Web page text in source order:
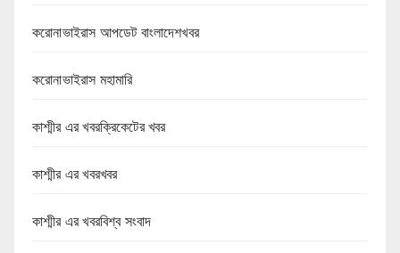
করোনাভাইরাস আপডেট বাংলাদেশখবর
করোনাভাইরাস মহামারি
কাশ্মীর এর খবরক্রিকেটের খবর
কাশ্মীর এর খবরখবর
কাশ্মীর এর খবরবিশ্ব সংবাদ